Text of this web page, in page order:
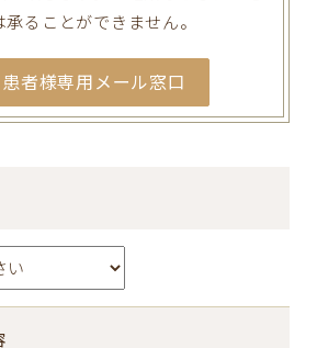
ることができません。
者様専用メール窓口